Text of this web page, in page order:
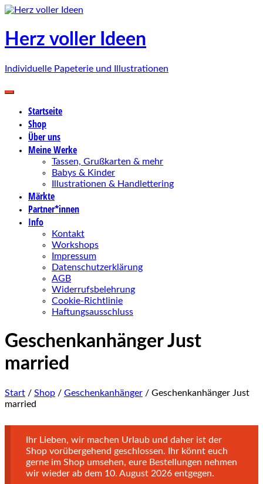
Zum
springen
Herz voller Ideen
Individuelle Papeterie und Illustrationen
Startseite
Shop
Über uns
Meine Werke
Tassen, Grußkarten & mehr
Babys & Kinder
Illustrationen & Handlettering
Märkte
Partner*innen
Info
Kontakt
Workshops
Impressum
Datenschutzerklärung
AGB
Widerrufsbelehrung
Cookie-Richtlinie
Haftungsausschluss
Geschenkanhänger Just
married
Start / Shop / Geschenkanhänger / Geschenkanhänger Just
married
Ihr Lieben, wir machen Urlaub und daher ist der
Shop vorübergehend geschlossen. Ihr könnt euch
gerne im Shop umsehen, eure Bestellungen nehmen
wir wieder ab dem 10. August 2026 entgegen.